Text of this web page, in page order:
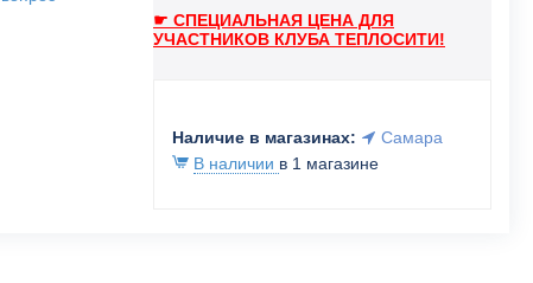
☛ СПЕЦИАЛЬНАЯ ЦЕНА ДЛЯ
УЧАСТНИКОВ КЛУБА ТЕПЛОСИТИ!
Наличие в магазинах:
Самара
В наличии в 1 магазине